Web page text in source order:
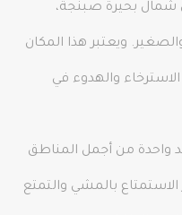
شمال بحيرة صبنجة،
والصغير. ويعتبر هذا المكان
الاسترخاء والهدوء في
واحدة من أجمل المناطق
بالمشي والتمتع